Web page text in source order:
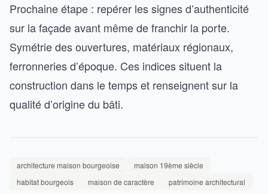
Prochaine étape : repérer les signes d’authenticité
sur la façade avant même de franchir la porte.
Symétrie des ouvertures, matériaux régionaux,
ferronneries d’époque. Ces indices situent la
construction dans le temps et renseignent sur la
qualité d’origine du bâti.
architecture maison bourgeoise
maison 19ème siècle
habitat bourgeois
maison de caractère patrimoine architectural